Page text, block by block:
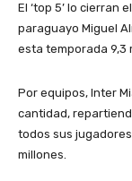
El ‘top 5’ lo cierran
paraguayo Miguel
esta temporada 9,3
Por equipos, Inter
cantidad,
todos sus
millones.